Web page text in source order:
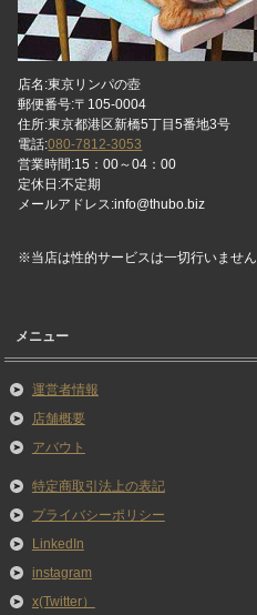
店名:東京リンパの壺
郵便番号:〒105-0004
住所:東京都港区新橋5丁目5番地3号
電話:080-7812-3053
営業時間:15：00～04：00
定休日:不定期
メールアドレス:info@thubo.biz
※当店は性的サービスは一切行いません
メニュー
運営者情報
店舗概要
アバウト
特定商取引法上の表記
プライバシーポリシー
LinkedIn
instagram
x(Twitter）